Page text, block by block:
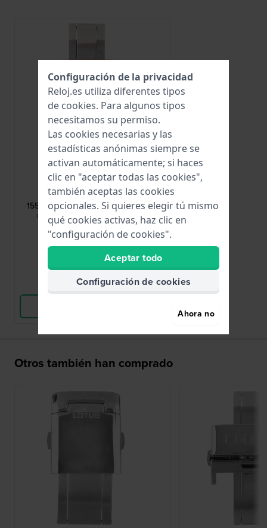
Lotus
CI06019
15514 Hebilla de mariposa de acero
recubierto en oro rosa 23 mm
42,50 €
● En stock
Comparar Relojes
Otros también han comprado
Configuración de la privacidad
Reloj.es utiliza diferentes tipos
de cookies. Para algunos tipos
necesitamos su permiso.
Las cookies necesarias y las
estadísticas anónimas siempre se
activan automáticamente; si haces
clic en "aceptar todas las cookies",
también aceptas las cookies
opcionales. Si quieres elegir tú mismo
qué cookies activas, haz clic en
"configuración de cookies".
Aceptar todo
Configuración de cookies
Ahora no